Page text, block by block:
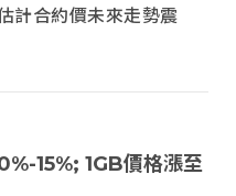
計合約價未來走勢震
15%; 1GB價格漲至